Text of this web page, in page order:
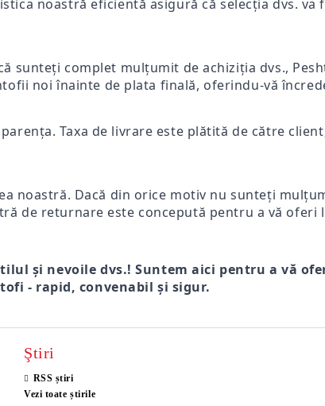
noastră eficientă asigură că selecția dvs. va
sunteți complet mulțumit de achiziția dvs.,
noi înainte de plata finală, oferindu-vă
Taxa de livrare este plătită de către
noastră. Dacă din orice motiv nu sunteți
de returnare este concepută pentru a vă oferi
și nevoile dvs.! Suntem aici pentru a vă
- rapid, convenabil și sigur.
Sandale damă din piele velur
naturală culoare maro deschis
ELIA MOVE – PANTOFI DE
VARĂ ALBI DIN PIELE
Ştiri
RSS știri
Vezi toate știrile